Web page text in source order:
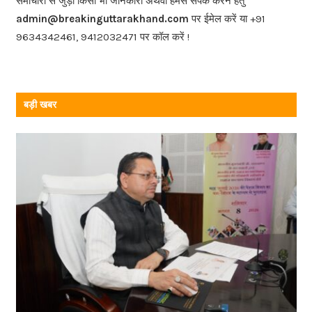
o
k
admin@breakinguttarakhand.com पर ईमेल करें या +91
9634342461, 9412032471 पर कॉल करें !
बड़ी खबर